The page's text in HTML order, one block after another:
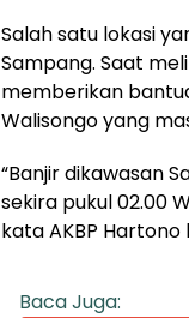
Salah satu lokasi
Sampang. Saat
memberikan
Walisongo yang
“Banjir dikawasan
sekira pukul 02.00
kata AKBP
Baca Juga: